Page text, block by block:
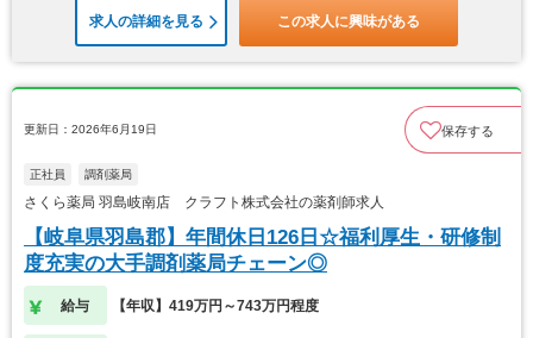
求人の詳細を見る この求人に興味がある
更新日：2026年6月19日 保存する
正社員 調剤薬局
さくら薬局 羽島岐南店 クラフト株式会社の薬剤師求人
【岐阜県羽島郡】年間休日126日☆福利厚生・研修制
度充実の大手調剤薬局チェーン◎
給与 【年収】419万円～743万円程度